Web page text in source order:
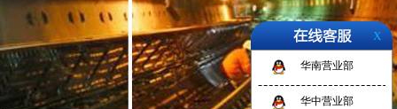
X
华南营业部
华中营业部